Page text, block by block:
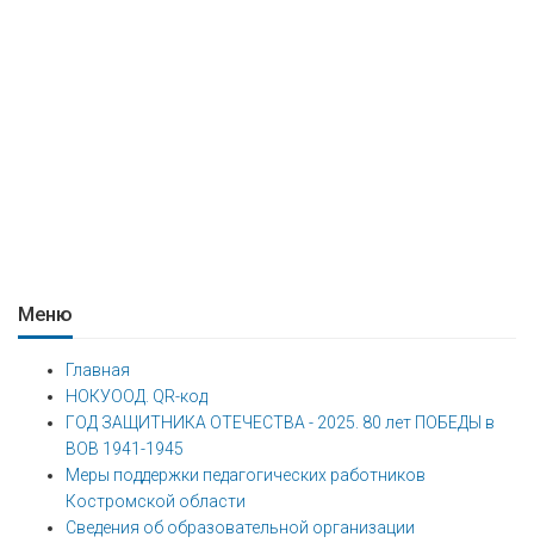
Меню
Главная
НОКУООД. QR-код
ГОД ЗАЩИТНИКА ОТЕЧЕСТВА - 2025. 80 лет ПОБЕДЫ в
ВОВ 1941-1945
Меры поддержки педагогических работников
Костромской области
Сведения об образовательной организации